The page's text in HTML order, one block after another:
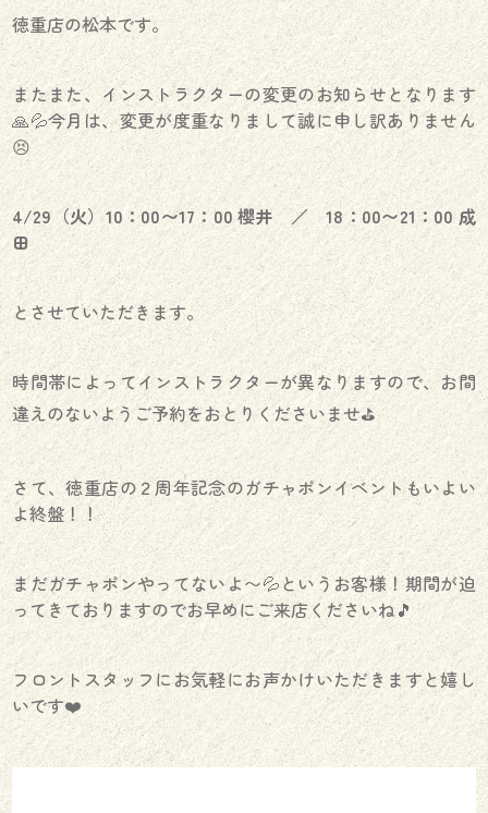
徳重店の松本です。
またまた、インストラクターの変更のお知らせとなります
🙏💦今月は、変更が度重なりまして誠に申し訳ありません
😣
4/29（火）10：00〜17：00 櫻井 ／ 18：00〜21：00 成
田
とさせていただきます。
時間帯によってインストラクターが異なりますので、お間
違えのないようご予約をおとりくださいませ⛳️
さて、徳重店の２周年記念のガチャポンイベントもいよい
よ終盤！！
まだガチャポンやってないよ〜💦というお客様！期間が迫
ってきておりますのでお早めにご来店くださいね🎵
フロントスタッフにお気軽にお声かけいただきますと嬉し
いです❤️